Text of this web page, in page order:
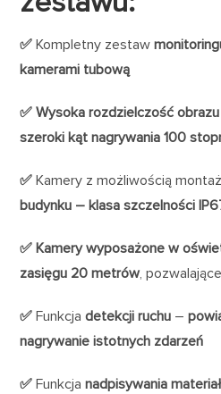
✅Kompletny zestaw
kamerami tubową
✅ Wysoka rozdzielczość
szeroki kąt nagrywania 100
✅Kamery z możliwością
budynku – klasa szczelności
✅ Kamery wyposażone w
zasięgu 20 metrów,
✅Funkcja detekcji ruchu –
nagrywanie istotnych zdarzeń
✅Funkcjanadpisywania